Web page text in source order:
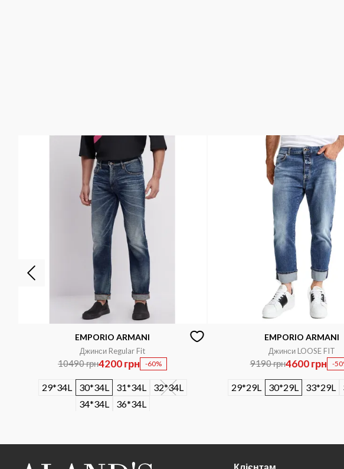
EMPORIO ARMANI
Джинси Regular Fit
10490 грн4200 грн -60%
29*34L 30*34L 31*34L
32*34L
34*34L
36*34L
EMPORIO ARMANI
Джинси LOOSE FIT
9190 грн4600 грн -
29*29L 30*29L 33*29L